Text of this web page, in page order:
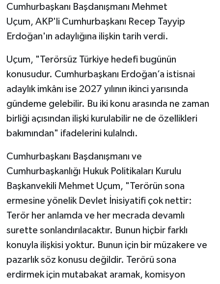
Cumhurbaşkanı Başdanışmanı Mehmet
Uçum, AKP'li Cumhurbaşkanı Recep Tayyip
Erdoğan'ın adaylığına ilişkin tarih verdi.
Uçum, "Terörsüz Türkiye hedefi bugünün
konusudur. Cumhurbaşkanı Erdoğan’a istisnai
adaylık imkânı ise 2027 yılının ikinci yarısında
gündeme gelebilir. Bu iki konu arasında ne zaman
birliği açısından ilişki kurulabilir ne de özellikleri
bakımından" ifadelerini kulalndı.
Cumhurbaşkanı Başdanışmanı ve
Cumhurbaşkanlığı Hukuk Politikaları Kurulu
Başkanvekili Mehmet Uçum, "Terörün sona
ermesine yönelik Devlet İnisiyatifi çok nettir:
Terör her anlamda ve her mecrada devamlı
surette sonlandırılacaktır. Bunun hiçbir farklı
konuyla ilişkisi yoktur. Bunun için bir müzakere ve
pazarlık söz konusu değildir. Terörü sona
erdirmek için mutabakat aramak, komisyon
POLİTİKA
SAĞLIK
SİYASET
SPOR
TARİH
TEKNOLOJİ
YAŞAM